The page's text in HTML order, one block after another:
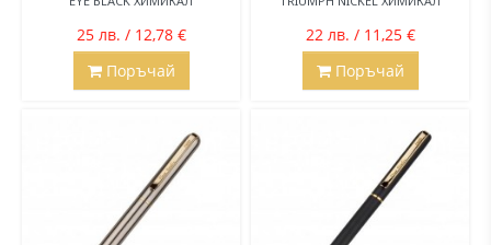
25 лв. / 12,78 €
Поръчай
22 лв. / 11,25 €
Поръчай